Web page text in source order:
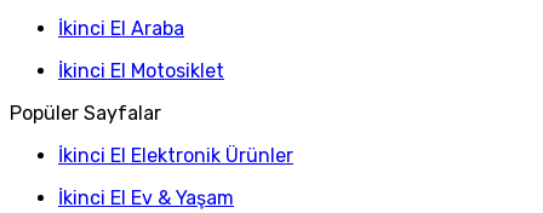
İkinci El Araba
İkinci El Motosiklet
Popüler Sayfalar
İkinci El Elektronik Ürünler
İkinci El Ev & Yaşam